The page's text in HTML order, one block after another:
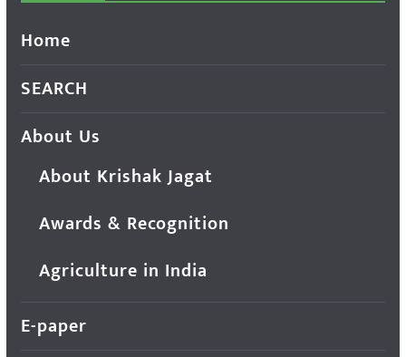
Home
SEARCH
About Us
About Krishak Jagat
Awards & Recognition
Agriculture in India
E-paper